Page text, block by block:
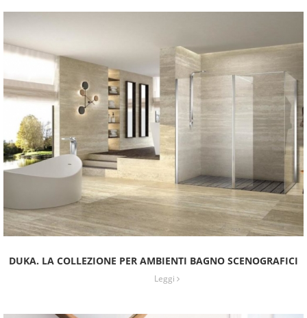
DUKA. LA COLLEZIONE PER AMBIENTI BAGNO SCENOGRAFICI
Leggi